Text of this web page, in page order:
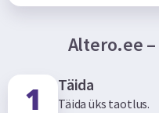
Altero.ee
Täida
Täida üks taotlus.